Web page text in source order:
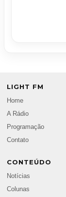
LIGHT FM
Home
A Rádio
Programação
Contato
CONTEÚDO
Notícias
Colunas